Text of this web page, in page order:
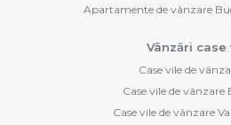
Apartamente de vânzare
Vânzări case
Case vile de
Case vile de vânzare
Case vile de vânzare